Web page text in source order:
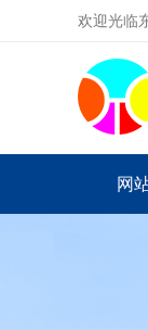
欢迎光临
网